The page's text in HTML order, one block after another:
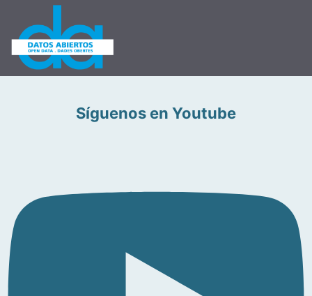
Síguenos en Youtube